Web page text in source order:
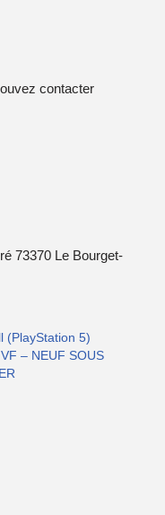
contacter
73370 Le Bourget-
(PlayStation 5)
– NEUF SOUS